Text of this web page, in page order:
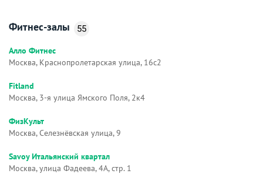
Фитнес-залы 55
Алло Фитнес
Москва, Краснопролетарская улица, 16с2
Fitland
Москва, 3-я улица Ямского Поля, 2к4
ФизКульт
Москва, Селезнёвская улица, 9
Savoy Итальянский квартал
Москва, улица Фадеева, 4А, стр. 1